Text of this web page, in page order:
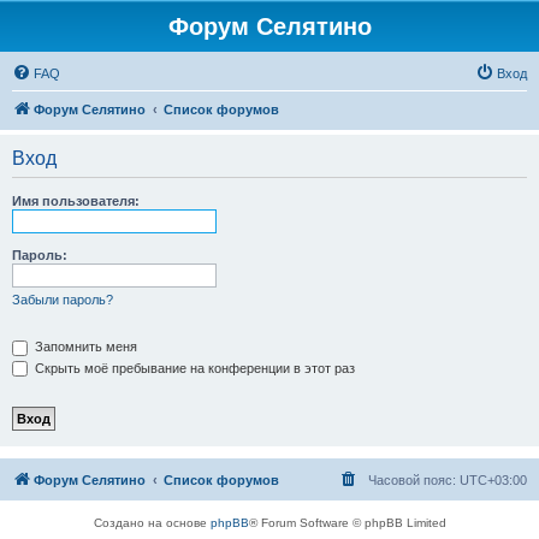
Форум Селятино
FAQ Вход
Форум Селятино Список форумов
Вход
Имя пользователя:
Пароль:
Забыли пароль?
Запомнить меня
Скрыть моё пребывание на конференции в этот раз
Форум Селятино Список форумов Часовой пояс: UTC+03:00
Создано на основе phpBB® Forum Software © phpBB Limited